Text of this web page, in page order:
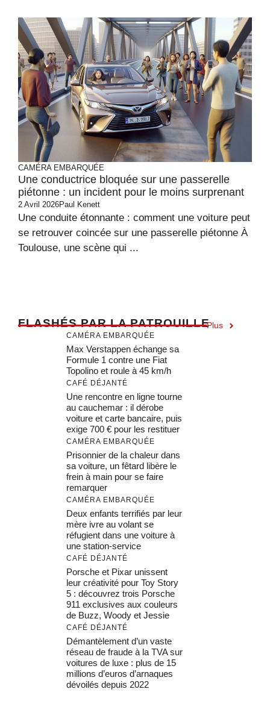
CAMÉRA EMBARQUÉE
Une conductrice bloquée sur une passerelle
piétonne : un incident pour le moins surprenant
2 Avril 2026Paul Kenett
Une conduite étonnante : comment une voiture peut
se retrouver coincée sur une passerelle piétonne À
Toulouse, une scène qui ...
FLASHÉS PAR LA PATROUILLEPlus
CAMÉRA EMBARQUÉE
Max Verstappen échange sa
Formule 1 contre une Fiat
Topolino et roule à 45 km/h
CAFÉ DÉJANTÉ
Une rencontre en ligne tourne
au cauchemar : il dérobe
voiture et carte bancaire, puis
exige 700 € pour les restituer
CAMÉRA EMBARQUÉE
Prisonnier de la chaleur dans
sa voiture, un fêtard libère le
frein à main pour se faire
remarquer
CAMÉRA EMBARQUÉE
Deux enfants terrifiés par leur
mère ivre au volant se
réfugient dans une voiture à
une station-service
CAFÉ DÉJANTÉ
Porsche et Pixar unissent
leur créativité pour Toy Story
5 : découvrez trois Porsche
911 exclusives aux couleurs
de Buzz, Woody et Jessie
CAFÉ DÉJANTÉ
Démantèlement d’un vaste
réseau de fraude à la TVA sur
voitures de luxe : plus de 15
millions d’euros d’arnaques
dévoilés depuis 2022